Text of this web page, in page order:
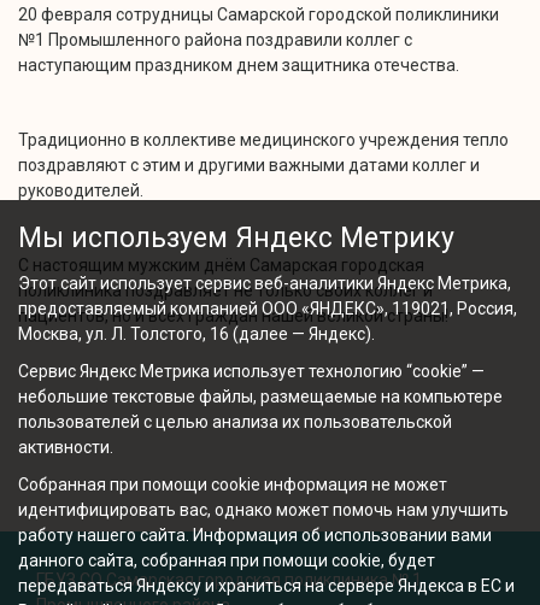
20 февраля сотрудницы Самарской городской поликлиники
№1 Промышленного района поздравили коллег с
наступающим праздником днем защитника отечества.
Традиционно в коллективе медицинского учреждения тепло
поздравляют с этим и другими важными датами коллег и
руководителей.
С настоящим мужским днём Самарская городская
поликлиника поздравляет не только своих коллег и
пациентов, но и всех граждан нашей великой страны!
ГБУЗ СО Самарская городская поликлиника № 1
Мы используем Яндекс Метрику
Этот сайт использует сервис веб-аналитики Яндекс Метрика,
предоставляемый компанией ООО «ЯНДЕКС», 119021, Россия,
Москва, ул. Л. Толстого, 16 (далее — Яндекс).
Сервис Яндекс Метрика использует технологию “cookie” —
небольшие текстовые файлы, размещаемые на компьютере
пользователей с целью анализа их пользовательской
активности.
Собранная при помощи cookie информация не может
идентифицировать вас, однако может помочь нам улучшить
работу нашего сайта. Информация об использовании вами
данного сайта, собранная при помощи cookie, будет
передаваться Яндексу и храниться на сервере Яндекса в ЕС и